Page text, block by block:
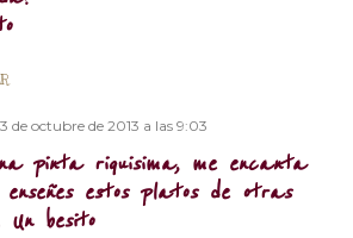
3 de octubre de 2013 a las 9:03
pinta riquisima, me encanta
enseñes estos platos de otras
Un besito